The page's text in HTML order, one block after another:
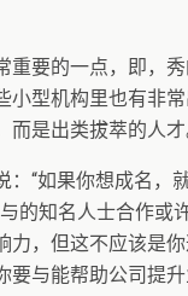
重要的一点，即，
小型机构里也有非
而是出类拔萃的人才
：“如果你想成名，
的知名人士合作或
力，但这不应该是
要与能帮助公司提升